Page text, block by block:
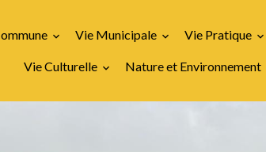
Vie Municipale Vie Pratique
Vie Culturelle Nature et Environnement